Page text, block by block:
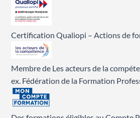
Certification Qualiopi – Actions de
Membre de Les acteurs de la
ex. Fédération de la Formation